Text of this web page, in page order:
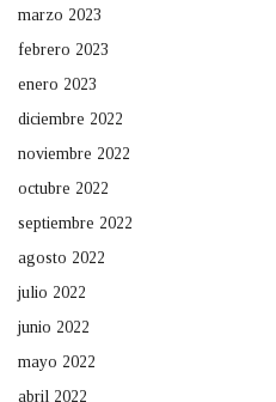
marzo 2023
febrero 2023
enero 2023
diciembre 2022
noviembre 2022
octubre 2022
septiembre 2022
agosto 2022
julio 2022
junio 2022
mayo 2022
abril 2022